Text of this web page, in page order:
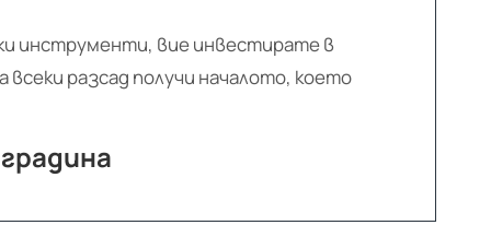
инструменти, вие инвестирате в
всеки разсад получи началото, което